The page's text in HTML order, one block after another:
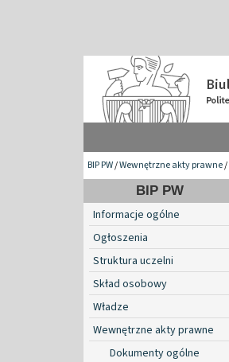
BIP PW/Wewnętrzne akty prawne/
BIP PW
Informacje ogólne
Ogłoszenia
Struktura uczelni
Skład osobowy
Władze
Wewnętrzne akty prawne
Dokumenty ogólne